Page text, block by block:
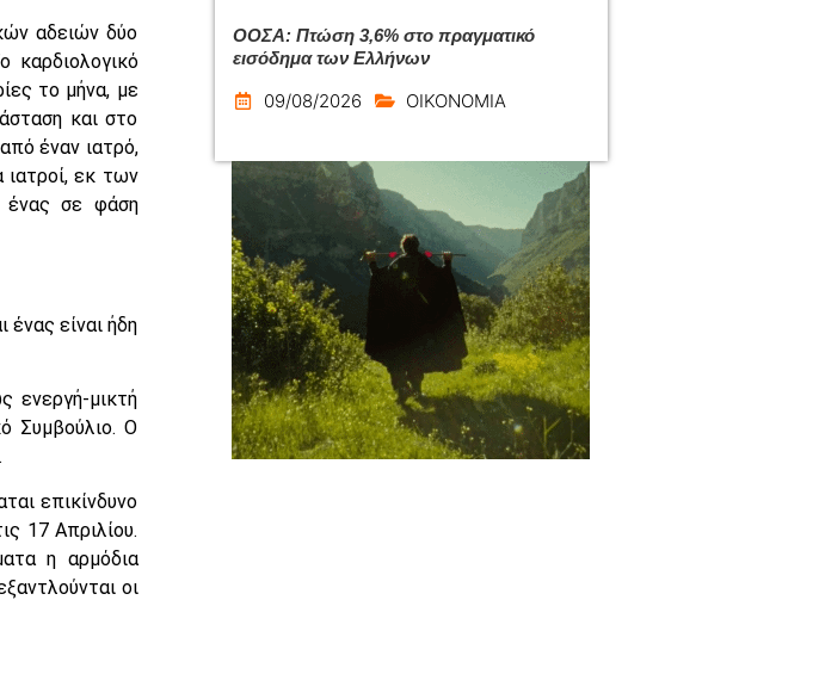
αδειών δύο
καρδιολογικό
το μήνα, με
και στο
έναν ιατρό,
εκ των
ένας σε φάση
είναι ήδη
ενεργή-μικτή
Συμβούλιο. Ο
επικίνδυνο
17 Απριλίου.
η αρμόδια
οι
ΟΟΣΑ: Πτώση 3,6% στο πραγματικό
εισόδημα των Ελλήνων
09/08/2026 ΟΙΚΟΝΟΜΙΑ